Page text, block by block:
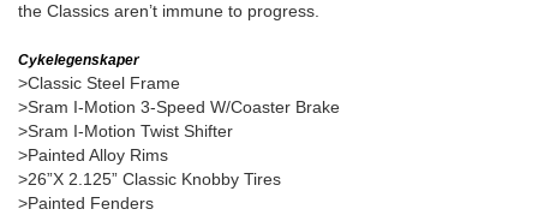
the Classics aren’t immune to progress.
Cykelegenskaper
>Classic Steel Frame
>Sram I-Motion 3-Speed W/Coaster Brake
>Sram I-Motion Twist Shifter
>Painted Alloy Rims
>26”X 2.125” Classic Knobby Tires
>Painted Fenders